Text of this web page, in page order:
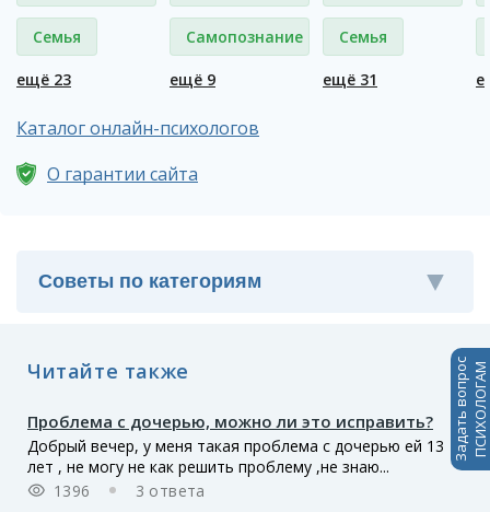
депрессия
Семья
ещё 23
депрессия
Самопознание
ещё 9
депрессия
Семья
ещё 31
Каталог онлайн-психологов
О гарантии сайта
Читайте также
Проблема с дочерью, можно ли это исправить?
Добрый вечер, у меня такая проблема с дочерью ей 13
лет , не могу не как решить проблему ,не знаю...
1396
3 ответа
Задать вопросПСИХОЛОГАМ